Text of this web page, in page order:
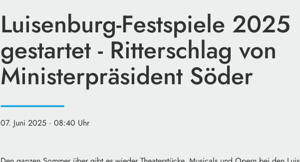
Luisenburg-Festspiele 2025
gestartet - Ritterschlag von
Ministerpräsident Söder
07. Juni 2025 · 08:40 Uhr